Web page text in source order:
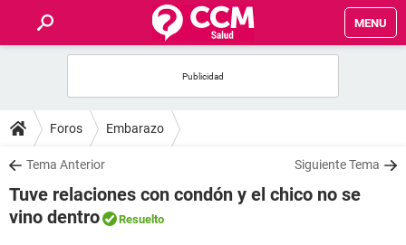
MENU
FOROS
SALUD
FAMILIA
Foros Embarazo
Tema Anterior Siguiente Tema
Tuve relaciones con condón y el chico no se
vino dentro
Resuelto